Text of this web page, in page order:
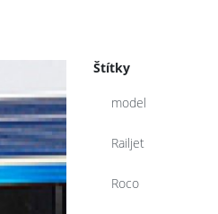
Štítky
model
Railjet
Roco